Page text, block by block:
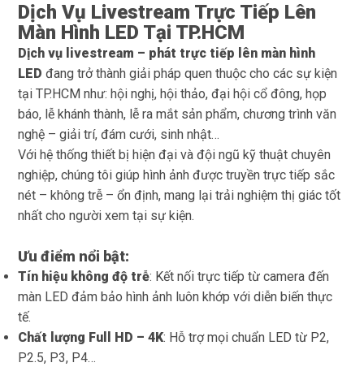
Dịch Vụ Livestream Trực Tiếp Lên
Màn Hình LED Tại TP.HCM
Dịch vụ livestream – phát trực tiếp lên màn hình
LED đang trở thành giải pháp quen thuộc cho các sự kiện
tại TP.HCM như: hội nghị, hội thảo, đại hội cổ đông, họp
báo, lễ khánh thành, lễ ra mắt sản phẩm, chương trình văn
nghệ – giải trí, đám cưới, sinh nhật…
Với hệ thống thiết bị hiện đại và đội ngũ kỹ thuật chuyên
nghiệp, chúng tôi giúp hình ảnh được truyền trực tiếp sắc
nét – không trễ – ổn định, mang lại trải nghiệm thị giác tốt
nhất cho người xem tại sự kiện.
Ưu điểm nổi bật:
Tín hiệu không độ trễ: Kết nối trực tiếp từ camera đến
màn LED đảm bảo hình ảnh luôn khớp với diễn biến thực
tế.
Chất lượng Full HD – 4K: Hỗ trợ mọi chuẩn LED từ P2,
P2.5, P3, P4…